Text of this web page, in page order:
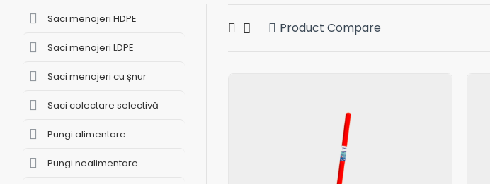
Saci menajeri HDPE
Saci menajeri LDPE
Saci menajeri cu șnur
Saci colectare selectivă
Pungi alimentare
Pungi nealimentare
Product Compare